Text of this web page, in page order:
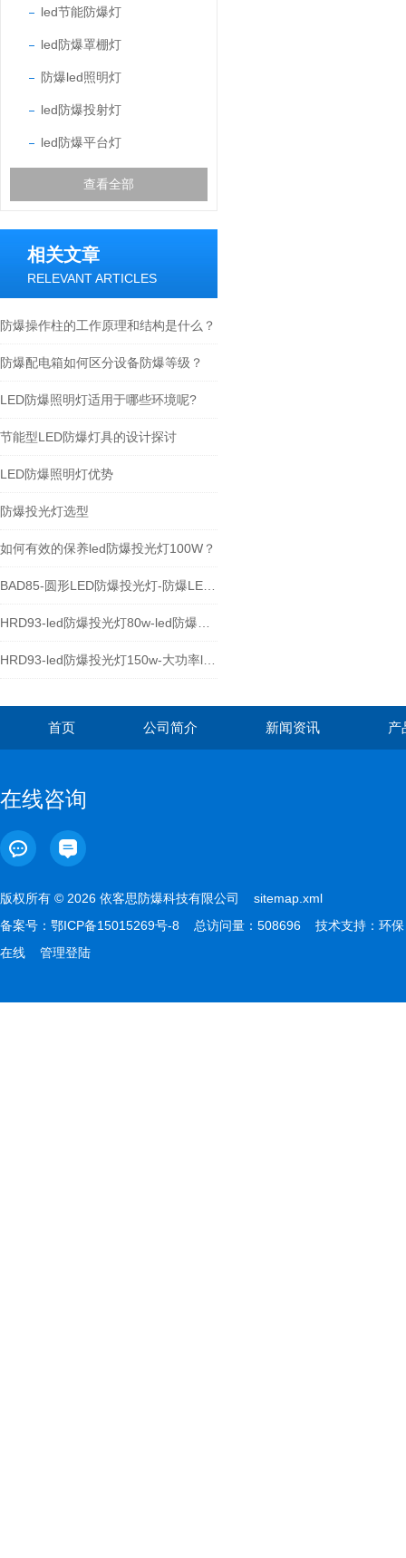
led节能防爆灯
led防爆罩棚灯
防爆led照明灯
led防爆投射灯
led防爆平台灯
查看全部
相关文章
RELEVANT ARTICLES
防爆操作柱的工作原理和结构是什么？
防爆配电箱如何区分设备防爆等级？
LED防爆照明灯适用于哪些环境呢?
节能型LED防爆灯具的设计探讨
LED防爆照明灯优势
防爆投光灯选型
如何有效的保养led防爆投光灯100W？
首页 公司简介 新闻资讯 产
在线咨询
版权所有 © 2026 依客思防爆科技有限公司 sitemap.xml
备案号： 鄂ICP备15015269号-8 总访问量：508696 技术支持： 环保
在线
管理登陆